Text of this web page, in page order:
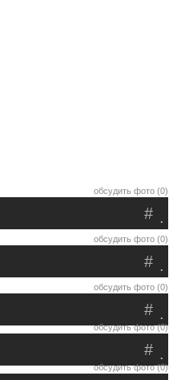
обсудить фото (0)
.
#
обсудить фото (0)
.
#
обсудить фото (0)
.
#
обсудить фото (0)
.
#
обсудить фото (0)